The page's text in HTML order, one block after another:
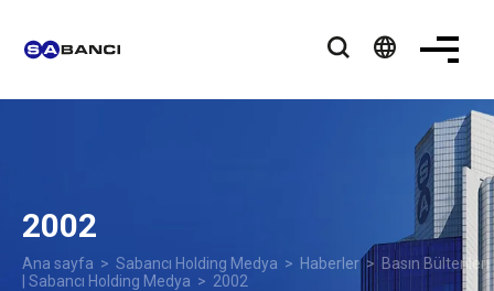
language
2002
Ana sayfa > Sabancı Holding Medya > Haberler> Basın Bültenleri
| Sabancı Holding Medya > 2002